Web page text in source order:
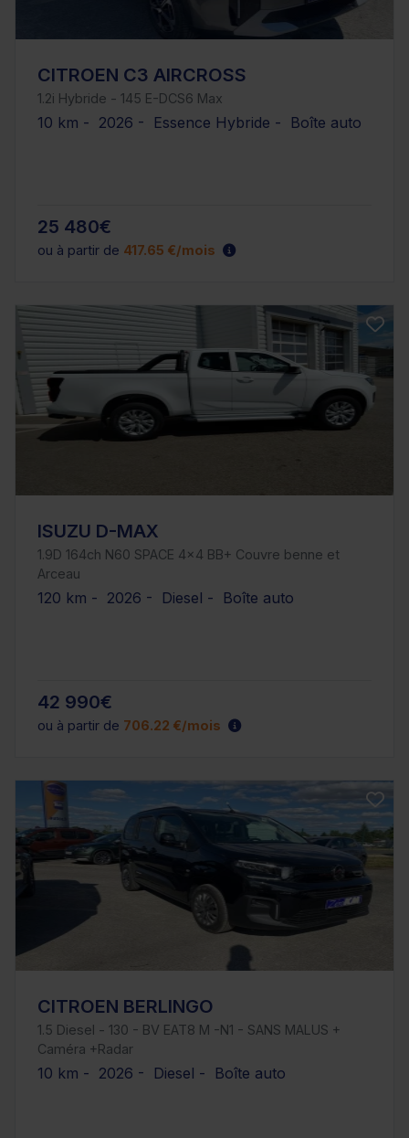
CITROEN C3 AIRCROSS
1.2i Hybride - 145 E-DCS6 Max
10 km - 2026 - Essence Hybride - Boîte auto
25 480€
ou à partir de 417.65 €/mois
ISUZU D-MAX
1.9D 164ch N60 SPACE 4x4 BB+ Couvre benne et
Arceau
120 km - 2026 - Diesel - Boîte auto
42 990€
ou à partir de 706.22 €/mois
CITROEN BERLINGO
1.5 Diesel - 130 - BV EAT8 M -N1 - SANS MALUS +
Caméra +Radar
10 km - 2026 - Diesel - Boîte auto